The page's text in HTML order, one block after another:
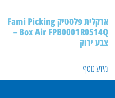
ארקלית פלסטיק Fami Picking
Box Air FPB0001R0514Q –
צבע ירוק
מידע נוסף